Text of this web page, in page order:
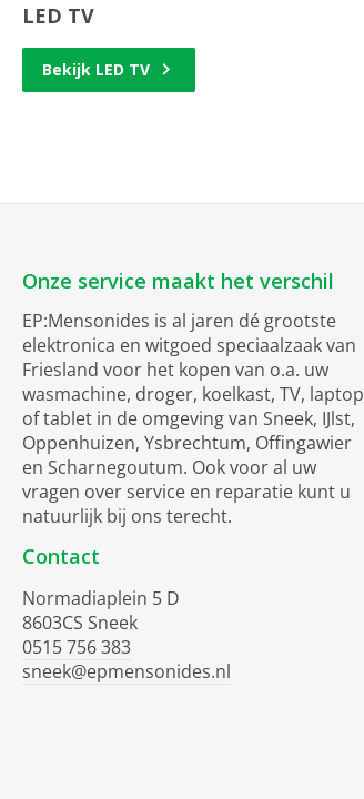
LED TV
Bekijk LED TV
Onze service maakt het verschil
EP:Mensonides is al jaren dé grootste
elektronica en witgoed speciaalzaak van
Friesland voor het kopen van o.a. uw
wasmachine, droger, koelkast, TV, laptop
of tablet in de omgeving van Sneek, IJlst,
Oppenhuizen, Ysbrechtum, Offingawier
en Scharnegoutum. Ook voor al uw
vragen over service en reparatie kunt u
natuurlijk bij ons terecht.
Contact
Normadiaplein 5 D
8603CS Sneek
0515 756 383
sneek@epmensonides.nl